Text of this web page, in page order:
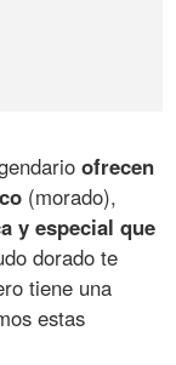
ofrecen
(morado),
y especial que
dorado te
tiene una
estas